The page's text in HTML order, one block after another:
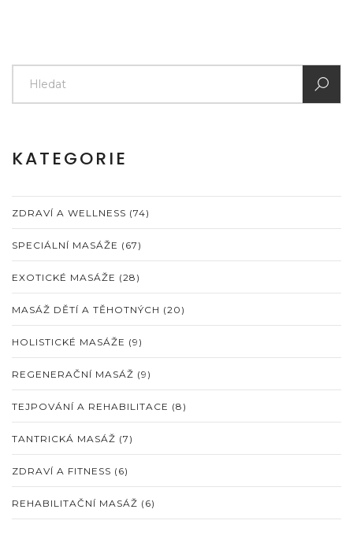
KATEGORIE
ZDRAVÍ A WELLNESS (74)
SPECIÁLNÍ MASÁŽE (67)
EXOTICKÉ MASÁŽE (28)
MASÁŽ DĚTÍ A TĚHOTNÝCH (20)
HOLISTICKÉ MASÁŽE (9)
REGENERAČNÍ MASÁŽ (9)
TEJPOVÁNÍ A REHABILITACE (8)
TANTRICKÁ MASÁŽ (7)
ZDRAVÍ A FITNESS (6)
REHABILITAČNÍ MASÁŽ (6)